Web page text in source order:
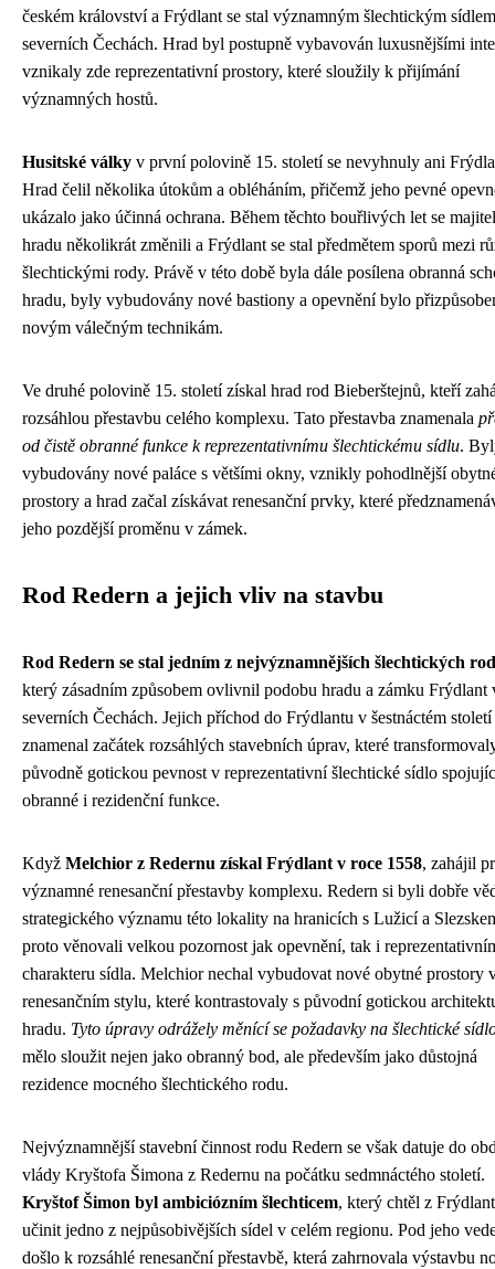
českém království a Frýdlant se stal významným šlechtickým
severních Čechách. Hrad byl postupně vybavován luxusnějšími
vznikaly zde reprezentativní prostory, které sloužily k přijímání
významných hostů.
Husitské války v první polovině 15. století se nevyhnuly ani
Hrad čelil několika útokům a obléháním, přičemž jeho pevné
ukázalo jako účinná ochrana. Během těchto bouřlivých let se
hradu několikrát změnili a Frýdlant se stal předmětem sporů mezi
šlechtickými rody. Právě v této době byla dále posílena obranná
hradu, byly vybudovány nové bastiony a opevnění bylo
novým válečným technikám.
Ve druhé polovině 15. století získal hrad rod Bieberštejnů, kteří
rozsáhlou přestavbu celého komplexu. Tato přestavba znamenala
od čistě obranné funkce k reprezentativnímu šlechtickému sídlu.
vybudovány nové paláce s většími okny, vznikly pohodlnější
prostory a hrad začal získávat renesanční prvky, které
jeho pozdější proměnu v zámek.
Rod Redern a jejich vliv na stavbu
Rod Redern se stal jedním z nejvýznamnějších šlechtických
který zásadním způsobem ovlivnil podobu hradu a zámku Frýdlant
severních Čechách. Jejich příchod do Frýdlantu v šestnáctém století
znamenal začátek rozsáhlých stavebních úprav, které
původně gotickou pevnost v reprezentativní šlechtické sídlo
obranné i rezidenční funkce.
Když Melchior z Redernu získal Frýdlant v roce 1558, zahájil
významné renesanční přestavby komplexu. Redern si byli dobře
strategického významu této lokality na hranicích s Lužicí a
proto věnovali velkou pozornost jak opevnění, tak i
charakteru sídla. Melchior nechal vybudovat nové obytné prostory
renesančním stylu, které kontrastovaly s původní gotickou
hradu. Tyto úpravy odrážely měnící se požadavky na šlechtické
mělo sloužit nejen jako obranný bod, ale především jako důstojná
rezidence mocného šlechtického rodu.
Nejvýznamnější stavební činnost rodu Redern se však datuje do
vlády Kryštofa Šimona z Redernu na počátku sedmnáctého století.
Kryštof Šimon byl ambiciózním šlechticem, který chtěl z
učinit jedno z nejpůsobivějších sídel v celém regionu. Pod jeho
došlo k rozsáhlé renesanční přestavbě, která zahrnovala výstavbu